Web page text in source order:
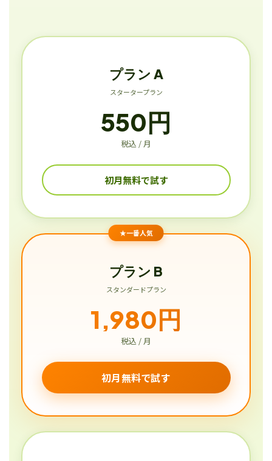
プラン A
スタータープラン
550円
税込 / 月
初月無料で試す
★一番人気
プラン B
スタンダードプラン
1,980円
税込 / 月
初月無料で試す